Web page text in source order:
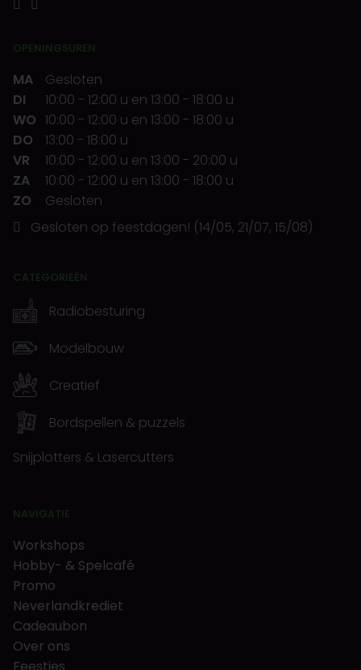
OPENINGSUREN
MA
Gesloten
DI
10:00 - 12:00 u en 13:00 - 18:00 u
WO 10:00 - 12:00 u en 13:00 - 18:00 u
DO
13:00 - 18:00 u
VR
10:00 - 12:00 u en 13:00 - 20:00 u
ZA
10:00 - 12:00 u en 13:00 - 18:00 u
ZO
Gesloten
Gesloten op feestdagen! (14/05, 21/07, 15/08)
CATEGORIEËN
Radiobesturing
Modelbouw
Creatief
Bordspellen & puzzels
Snijplotters & Lasercutters
NAVIGATIE
Workshops
Hobby- & Spelcafé
Promo
Neverlandkrediet
Cadeaubon
Over ons